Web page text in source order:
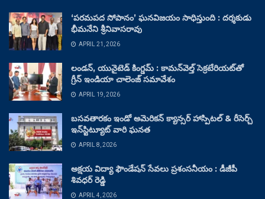
‘పరమపద సోపానం’ ఘనవిజయం సాధిస్తుంది : దర్శకుడు
భీమనేని శ్రీనివాసరావు
APRIL 21, 2026
లండన్, యునైటెడ్ కింగ్డమ్ : కామన్‌వెల్త్ సెక్రటేరియట్‌తో
గ్రీన్ ఇండియా చాలెంజ్ సమావేశం
APRIL 19, 2026
బసవతారకం ఇండో అమెరికన్ క్యాన్సర్ హాస్పిటల్ & రీసెర్చ్
ఇన్‌స్టిట్యూట్ వారి ఘనత
APRIL 8, 2026
అక్షయ విద్యా ఫౌండేషన్ సేవలు ప్రశంసనీయం : డీజీపీ
శివధర్ రెడ్డి
APRIL 4, 2026